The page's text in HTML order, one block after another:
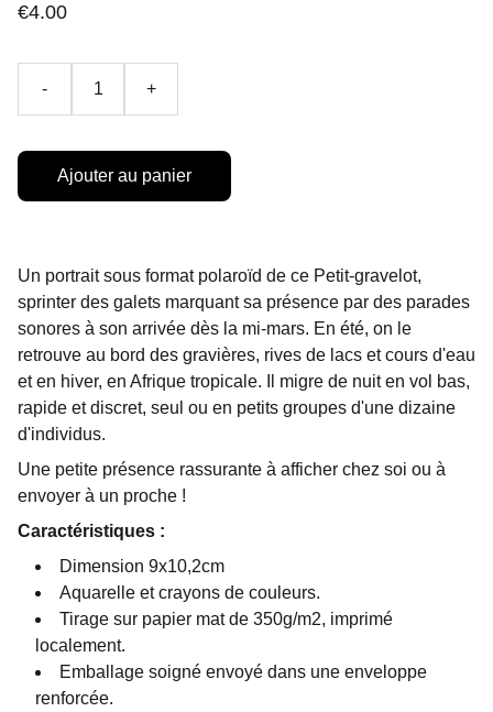
€4.00
- +
Ajouter au panier
Un portrait sous format polaroïd de ce Petit-gravelot,
sprinter des galets marquant sa présence par des parades
sonores à son arrivée dès la mi-mars. En été, on le
retrouve au bord des gravières, rives de lacs et cours d'eau
et en hiver, en Afrique tropicale. Il migre de nuit en vol bas,
rapide et discret, seul ou en petits groupes d'une dizaine
d'individus.
Une petite présence rassurante à afficher chez soi ou à
envoyer à un proche !
Caractéristiques :
Dimension 9x10,2cm
Aquarelle et crayons de couleurs.
Tirage sur papier mat de 350g/m2, imprimé
localement.
Emballage soigné envoyé dans une enveloppe
renforcée.